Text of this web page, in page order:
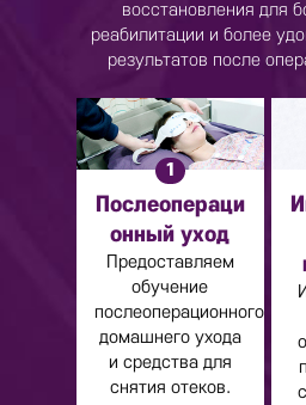
восстановления для
реабилитации и более
результатов после
1
Послеопераци
онный уход
Предоставляем
обучение
послеоперационного
домашнего ухода
и средства для
снятия отеков.